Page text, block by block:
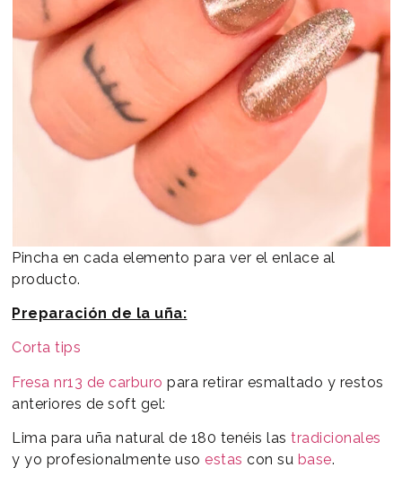
Pincha en cada elemento para ver el enlace al
producto.
Preparación de la uña:
Corta tips
Fresa nr13 de carburo para retirar esmaltado y restos
anteriores de soft gel:
Lima para uña natural de 180 tenéis lastradicionales
y yo profesionalmente usoestas con su base.